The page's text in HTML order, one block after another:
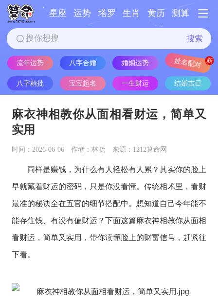
星座 运势 塔罗 生肖 黄历 测算
搜索
流年运势 八字合婚 婚姻运势 姓名配对
八字精批 宝宝起名 一生财运 结婚吉日
麻衣神相教你从面相看财运，简单又
实用
时间：2026-06-06 作者：林晓 来源：1212算命网
同样是赚钱，为什么有人轻松有人累？其实你的脸上
早就藏着财运的密码，只是你没看懂。传统相术里，看财
最准的秘诀全在五官的细节搭配中。想知道自己今年能不
能存住钱、有没有偏财运？下面这篇麻衣神相教你从面相
看财运，简单又实用，带你读懂脸上的财富信号，赶紧往
下看。